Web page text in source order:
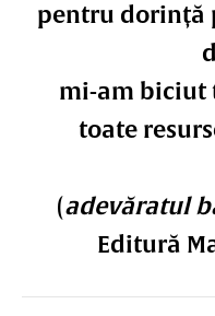
pentru dorință
mi-am biciut
toate
(adevăratul
Editură